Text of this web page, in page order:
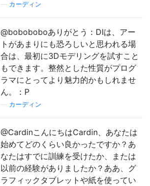
カーディン
@boboboboありがとう：DIは、アー
トがあまりにも恐ろしいと思われる場
合は、最初に3Dモデリングを試すこと
もできます。整然とした性質がプログ
ラマにとってより魅力的かもしれませ
ん。：P
カーディン
@CardinこんにちはCardin、あなたは
始めてどのくらい良かったですか？あ
なたはすでに訓練を受けたか、または
以前の経験がありましたか？ああ、グ
ラフィックタブレットや紙を使ってい